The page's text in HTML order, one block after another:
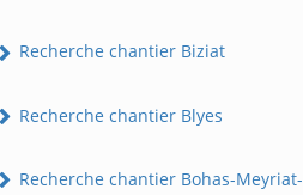
Recherche chantier Biziat
Recherche chantier Blyes
Recherche chantier Bohas-Meyriat-